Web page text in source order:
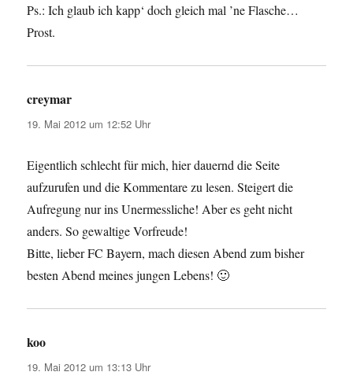
Ps.: Ich glaub ich kapp‘ doch gleich mal ’ne Flasche…
Prost.
creymar
19. Mai 2012 um 12:52 Uhr
Eigentlich schlecht für mich, hier dauernd die Seite
aufzurufen und die Kommentare zu lesen. Steigert die
Aufregung nur ins Unermessliche! Aber es geht nicht
anders. So gewaltige Vorfreude!
Bitte, lieber FC Bayern, mach diesen Abend zum bisher
besten Abend meines jungen Lebens! 🙂
koo
19. Mai 2012 um 13:13 Uhr